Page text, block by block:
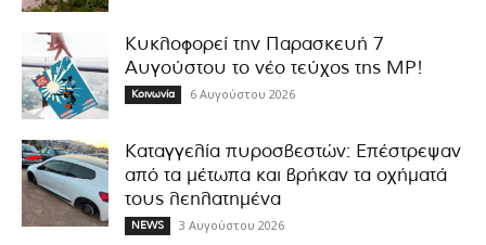
Κυκλοφορεί την Παρασκευή 7
Αυγούστου το νέο τεύχος της MP!
Κοινωνία 6 Αυγούστου 2026
Καταγγελία πυροσβεστών: Επέστρεψαν
από τα μέτωπα και βρήκαν τα οχήματά
τους λεηλατημένα
NEWS 3 Αυγούστου 2026